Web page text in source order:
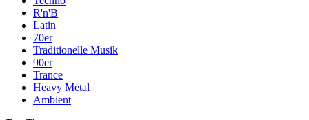
R'n'B
Latin
70er
Traditionelle Musik
90er
Trance
Heavy Metal
Ambient